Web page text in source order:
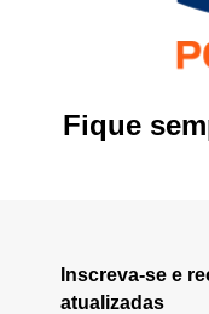
Fique
Inscreva-se e
atualizadas